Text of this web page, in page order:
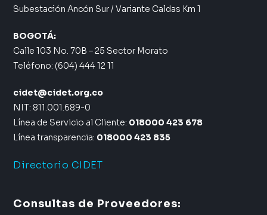
Subestación Ancón Sur / Variante Caldas Km 1
BOGOTÁ:
Calle 103 No. 70B – 25 Sector Morato
Teléfono: (604) 444 12 11
cidet@cidet.org.co
NIT: 811.001.689-0
Línea de Servicio al Cliente: 018000 423 678
Línea transparencia: 018000 423 835
Directorio CIDET
Consultas de Proveedores: